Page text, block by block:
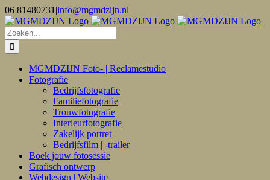
Ga
naar
inhoud
06 81480731 |info@mgmdzijn.nl
Zoeken
naar:
MGMDZIJN Foto- | Reclamestudio
Fotografie
Bedrijfsfotografie
Familiefotografie
Trouwfotografie
Interieurfotografie
Zakelijk portret
Bedrijfsfilm | -trailer
Boek jouw fotosessie
Grafisch ontwerp
Webdesign | Website